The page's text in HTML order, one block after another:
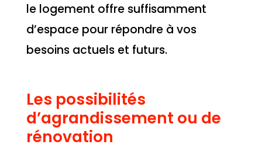
le logement offre suffisamment
d’espace pour répondre à vos
besoins actuels et futurs.
Les possibilités
d’agrandissement ou de
rénovation